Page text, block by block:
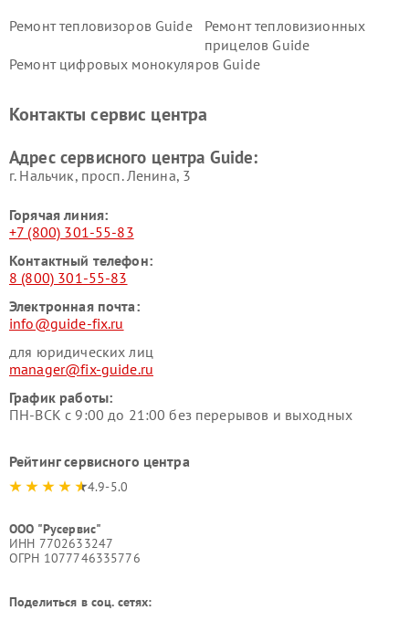
Ремонт тепловизоров Guide
Ремонт тепловизионных
прицелов Guide
Ремонт цифровых монокуляров Guide
Контакты сервис центра
Адрес сервисного центра Guide:
г. Нальчик, просп. Ленина, 3
Горячая линия:
+7 (800) 301-55-83
Контактный телефон:
8 (800) 301-55-83
Электронная почта:
info@guide-fix.ru
для юридических лиц
manager@fix-guide.ru
График работы:
ПН-ВСК с 9:00 до 21:00 без перерывов и выходных
Рейтинг сервисного центра
4.9-5.0
ООО "Русервис"
ИНН 7702633247
ОГРН 1077746335776
Поделиться в соц. сетях: